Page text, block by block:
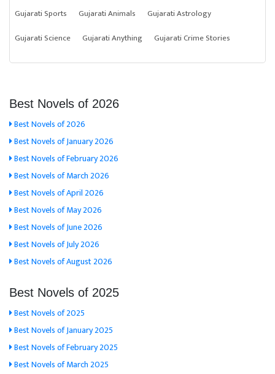
Gujarati Sports
Gujarati Animals
Gujarati Astrology
Gujarati Science
Gujarati Anything Gujarati Crime Stories
Best Novels of 2026
Best Novels of 2026
Best Novels of January 2026
Best Novels of February 2026
Best Novels of March 2026
Best Novels of April 2026
Best Novels of May 2026
Best Novels of June 2026
Best Novels of July 2026
Best Novels of August 2026
Best Novels of 2025
Best Novels of 2025
Best Novels of January 2025
Best Novels of February 2025
Best Novels of March 2025